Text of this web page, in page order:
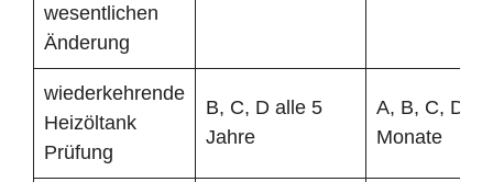
wesentlichen
Änderung
wiederkehrende
Heizöltank
Prüfung
B, C, D alle 5
Jahre
A, B, C, D
Monate